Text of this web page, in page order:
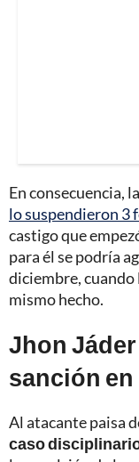
En consecuencia,
lo suspendieron 3
castigo que
para él se podría
diciembre,
mismo hecho.
Jhon
sanción
Al atacante paisa
caso